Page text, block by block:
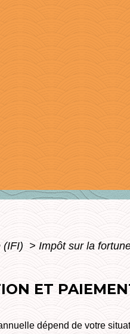
(IFI) > Impôt sur la
ET
dépend de votre